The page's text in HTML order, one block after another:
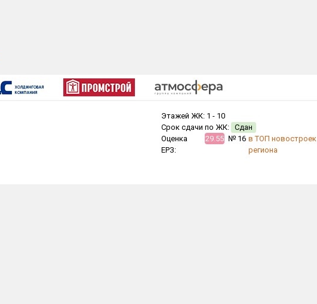
Этажей ЖК: 1 - 10
Срок сдачи по ЖК: Сдан
Оценка
ЕРЗ:
29.55 № 16 в ТОП новостроек
региона